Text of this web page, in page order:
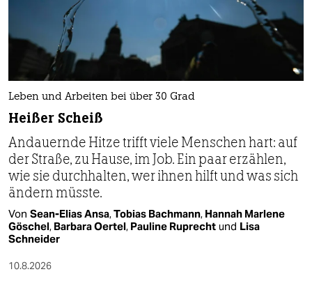
Leben und Arbeiten bei über 30 Grad
Heißer Scheiß
Andauernde Hitze trifft viele Menschen hart: auf
der Straße, zu Hause, im Job. Ein paar erzählen,
wie sie durchhalten, wer ihnen hilft und was sich
ändern müsste.
Von Sean-Elias Ansa,Tobias Bachmann, Hannah Marlene
Göschel, Barbara Oertel, Pauline Ruprecht und Lisa
Schneider
10.8.2026